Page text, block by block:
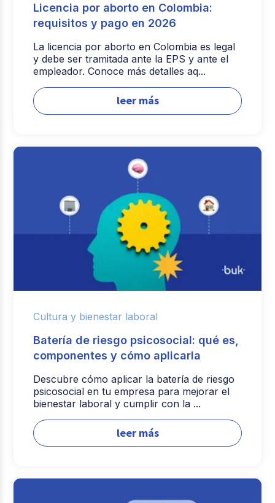
Licencia por aborto en Colombia:
requisitos y pago en 2026
La licencia por aborto en Colombia es legal
y debe ser tramitada ante la EPS y ante el
empleador. Conoce más detalles aq...
leer más
Cultura y bienestar laboral
Batería de riesgo psicosocial: qué es,
componentes y cómo aplicarla
Descubre cómo aplicar la batería de riesgo
psicosocial en tu empresa para mejorar el
bienestar laboral y cumplir con la ...
leer más